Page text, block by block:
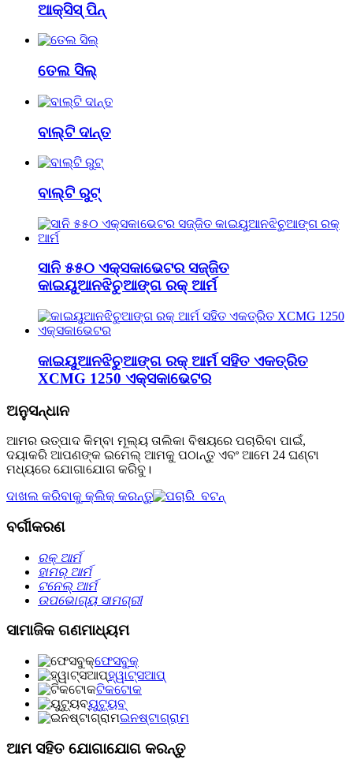
ଆକ୍ସିସ୍ ପିନ୍
ତେଲ ସିଲ୍
ବାଲ୍ଟି ଦାନ୍ତ
ବାଲ୍ଟି ରୁଟ୍
ସାନି ୫୫୦ ଏକ୍ସକାଭେଟର ସଜ୍ଜିତ
କାଇୟୁଆନଝିଚୁଆଙ୍ଗ ରକ୍ ଆର୍ମ
କାଇୟୁଆନଝିଚୁଆଙ୍ଗ ରକ୍ ଆର୍ମ ସହିତ ଏକତ୍ରିତ
XCMG 1250 ଏକ୍ସକାଭେଟର
ଅନୁସନ୍ଧାନ
ଆମର ଉତ୍ପାଦ କିମ୍ବା ମୂଲ୍ୟ ତାଲିକା ବିଷୟରେ ପଚାରିବା ପାଇଁ,
ଦୟାକରି ଆପଣଙ୍କ ଇମେଲ୍ ଆମକୁ ପଠାନ୍ତୁ ଏବଂ ଆମେ 24 ଘଣ୍ଟା
ମଧ୍ୟରେ ଯୋଗାଯୋଗ କରିବୁ।
ଦାଖଲ କରିବାକୁ କ୍ଲିକ୍ କରନ୍ତୁ
ବର୍ଗୀକରଣ
ରକ୍ ଆର୍ମ
ହାମର୍ ଆର୍ମ
ଟନେଲ୍‌ ଆର୍ମ
ଉପଭୋଗ୍ୟ ସାମଗ୍ରୀ
ସାମାଜିକ ଗଣମାଧ୍ୟମ
ଫେସବୁକ୍
ହ୍ୱାଟ୍ସଆପ୍
ଟିକଟୋକ
ୟୁଟ୍ୟୁବ୍
ଇନଷ୍ଟାଗ୍ରାମ
ଆମ ସହିତ ଯୋଗାଯୋଗ କରନ୍ତୁ